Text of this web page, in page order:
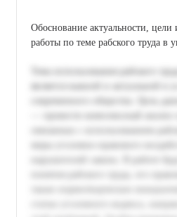
Обоснование актуальности, цели
работы по теме рабского труда в